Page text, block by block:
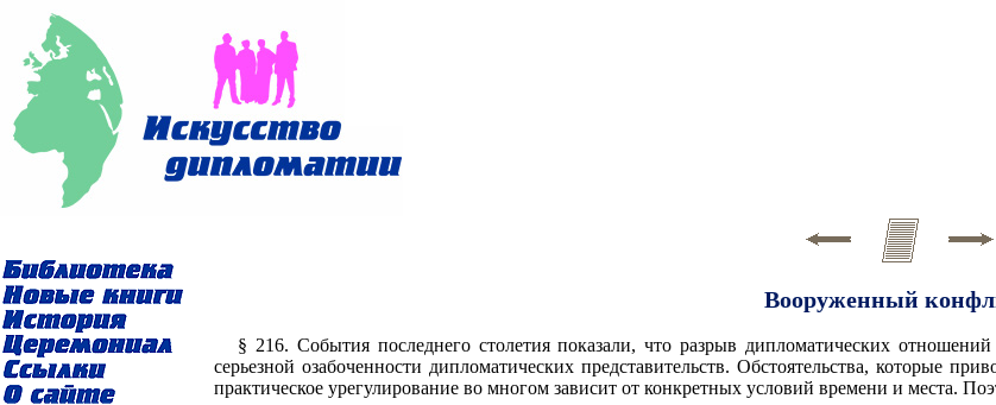
Вооруженный
§ 216. События последнего столетия показали, что разрыв дипломатических
серьезной озабоченности дипломатических представительств. Обстоятельства, которые
практическое урегулирование во многом зависит от конкретных условий времени и места.